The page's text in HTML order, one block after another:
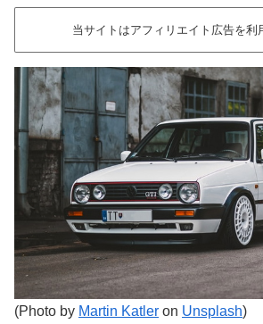
当サイトはアフィリエイト広告を利
(Photo by Martin Katler on Unsplash)